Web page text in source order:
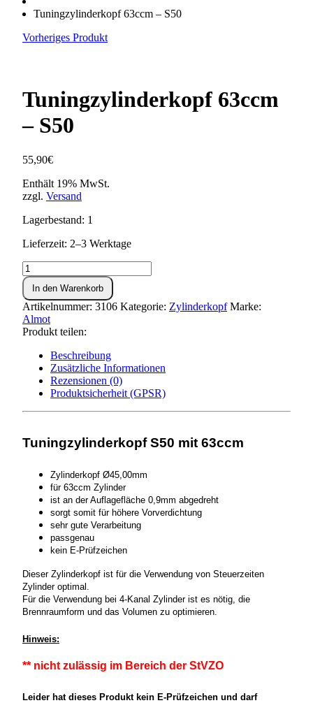
Tuningzylinderkopf 63ccm – S50
Vorheriges Produkt
Tuningzylinderkopf 63ccm
– S50
55,90€
Enthält 19% MwSt.
zzgl. Versand
Lagerbestand: 1
Lieferzeit: 2–3 Werktage
Tuningzylinderkopf
63ccm
-
S50
Menge
In den Warenkorb
Artikelnummer: 3106 Kategorie: Zylinderkopf Marke:
Almot
Produkt teilen:
Beschreibung
Zusätzliche Informationen
Rezensionen (0)
Produktsicherheit (GPSR)
Tuningzylinderkopf S50 mit 63ccm
Zylinderkopf Ø45,00mm
für 63ccm Zylinder
ist an der Auflagefläche 0,9mm abgedreht
sorgt somit für höhere Vorverdichtung
sehr gute Verarbeitung
passgenau
kein E-Prüfzeichen
Dieser Zylinderkopf ist für die Verwendung von Steuerzeiten
Zylinder optimal.
Für die Verwendung bei 4-Kanal Zylinder ist es nötig, die
Brennraumform und das Volumen zu optimieren.
Hinweis:
** nicht zulässig im Bereich der StVZO
Leider hat dieses Produkt kein E-Prüfzeichen und darf